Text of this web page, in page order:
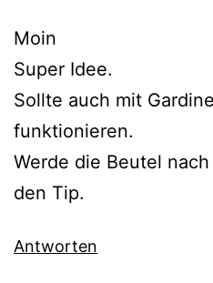
Moin
Super Idee.
Sollte auch mit
funktionieren.
Werde die Beutel
den Tip.
Antworten